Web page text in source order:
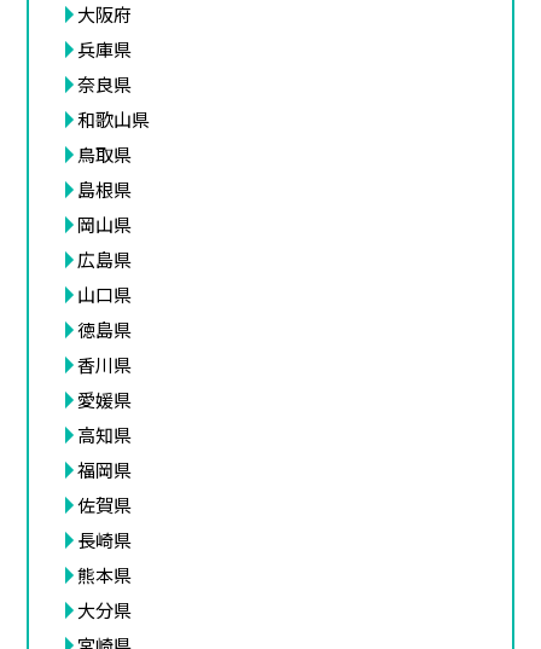
大阪府
兵庫県
奈良県
和歌山県
鳥取県
島根県
岡山県
広島県
山口県
徳島県
香川県
愛媛県
高知県
福岡県
佐賀県
長崎県
熊本県
大分県